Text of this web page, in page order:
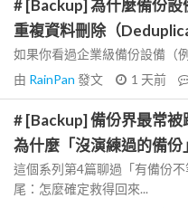
# [Backup] 為什麼備份
重複資料刪除（
如果你看過企業級備份設備（
由 RainPan 發文 1 天前
# [Backup] 備份界最常
為什麼「沒演練過的備份
這個系列第4篇聊過「有備份
尾：怎麼確定救得回來...